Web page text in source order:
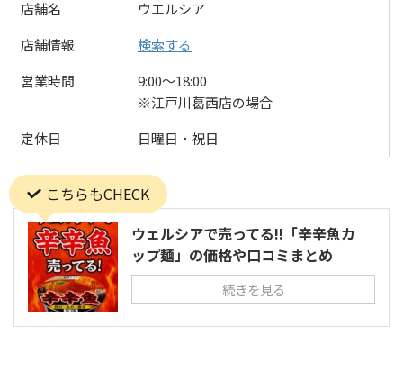
店舗名
ウエルシア
店舗情報
検索する
営業時間
9:00〜18:00
※江戸川葛西店の場合
定休日
日曜日・祝日
こちらもCHECK
ウェルシアで売ってる!!「辛辛魚カ
ップ麺」の価格や口コミまとめ
続きを見る